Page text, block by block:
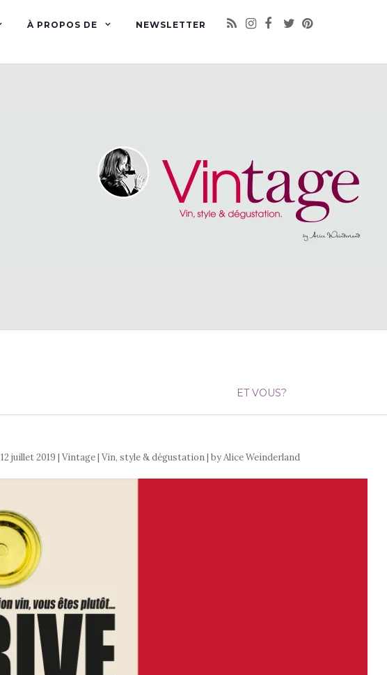
À PROPOS DE NEWSLETTER
ET VOUS?
12 juillet 2019 | Vintage | Vin, style & dégustation | by Alice Weinderland